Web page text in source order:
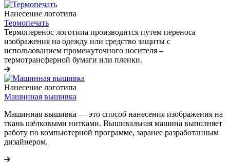
Нанесение логотипа
Термопечать
Термоперенос логотипа производится путем переноса
изображения на одежду или средство защиты с
использованием промежуточного носителя –
термотрансферной бумаги или пленки.
Нанесение логотипа
Машинная вышивка
Машинная вышивка — это способ нанесения изображения на
ткань шёлковыми нитками. Вышивальная машина выполняет
работу по компьютерной программе, заранее разработанным
дизайнером.